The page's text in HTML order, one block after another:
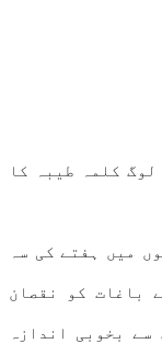
کلمہ طیبہ کا
میں ہفتے کی سہ
باغات کو نقصان
بخوبی اندازہ